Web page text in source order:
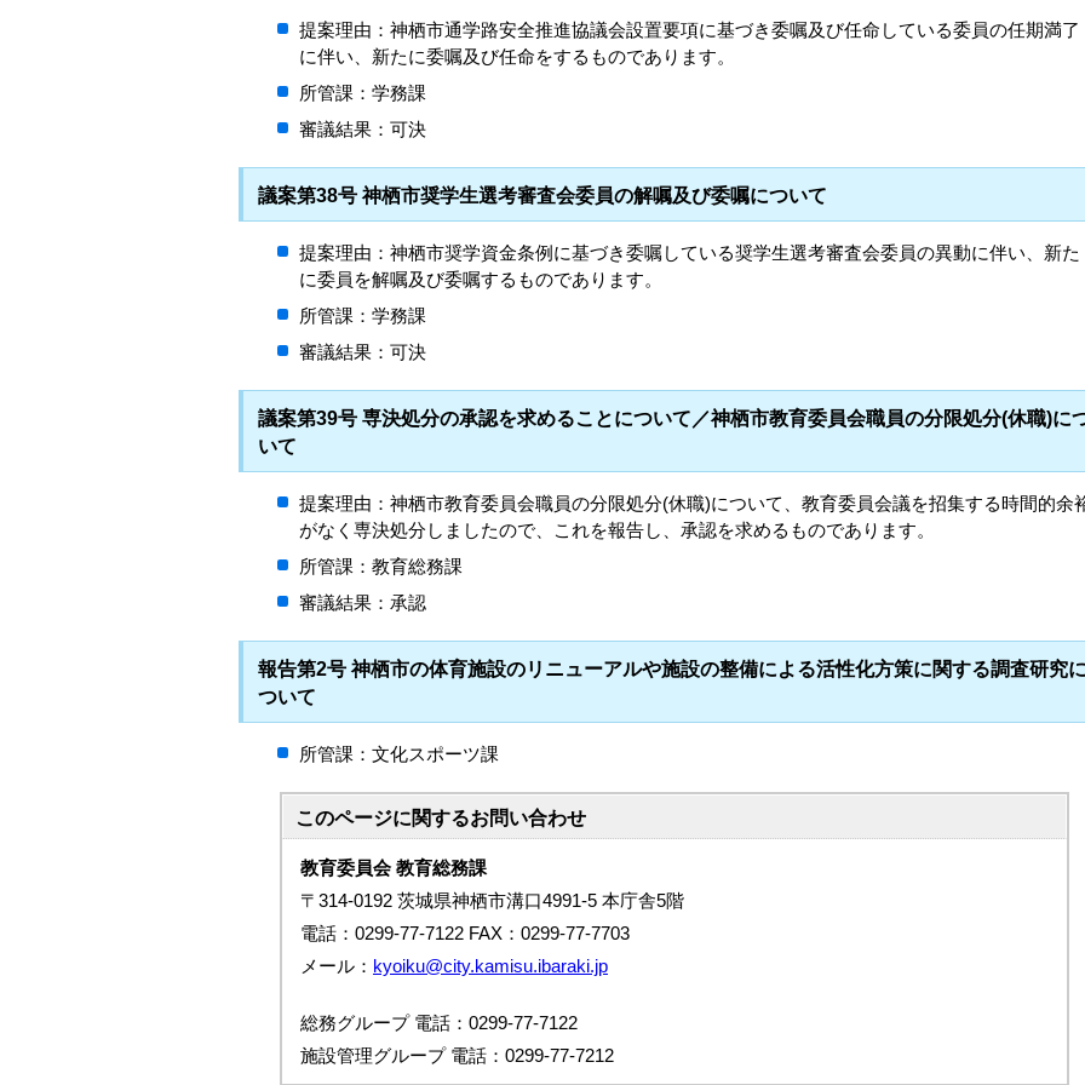
提案理由：神栖市通学路安全推進協議会設置要項に基づき委嘱及び任命している委員の任期満了
に伴い、新たに委嘱及び任命をするものであります。
所管課：学務課
審議結果：可決
議案第38号 神栖市奨学生選考審査会委員の解嘱及び委嘱について
提案理由：神栖市奨学資金条例に基づき委嘱している奨学生選考審査会委員の異動に伴い、新た
に委員を解嘱及び委嘱するものであります。
所管課：学務課
審議結果：可決
議案第39号 専決処分の承認を求めることについて／神栖市教育委員会職員の分限処分(休職)に
いて
提案理由：神栖市教育委員会職員の分限処分(休職)について、教育委員会議を招集する時間的余
がなく専決処分しましたので、これを報告し、承認を求めるものであります。
所管課：教育総務課
審議結果：承認
報告第2号 神栖市の体育施設のリニューアルや施設の整備による活性化方策に関する調査研究
ついて
所管課：文化スポーツ課
このページに関するお問い合わせ
教育委員会 教育総務課
〒314-0192 茨城県神栖市溝口4991-5 本庁舎5階
電話：0299-77-7122 FAX：0299-77-7703
メール： kyoiku@city.kamisu.ibaraki.jp
総務グループ 電話：0299-77-7122
施設管理グループ 電話：0299-77-7212